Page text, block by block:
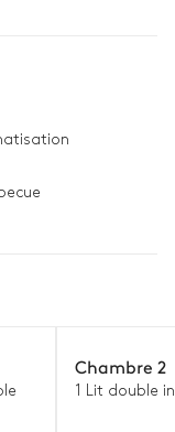
Chambre 2
1 Lit double